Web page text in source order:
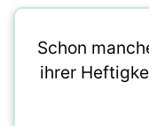
Schon
ihrer